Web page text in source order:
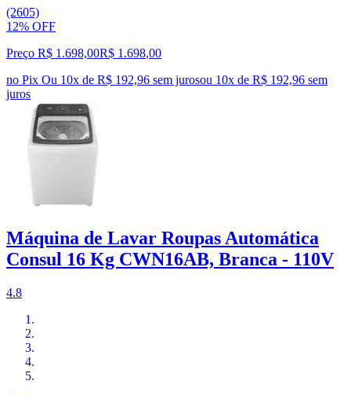
(2605)
12% OFF
Preço R$ 1.698,00R$ 1.698,00
no Pix Ou 10x de R$ 192,96 sem jurosou 10x de R$ 192,96 sem
juros
Máquina de Lavar Roupas Automática
Consul 16 Kg CWN16AB, Branca - 110V
4.8